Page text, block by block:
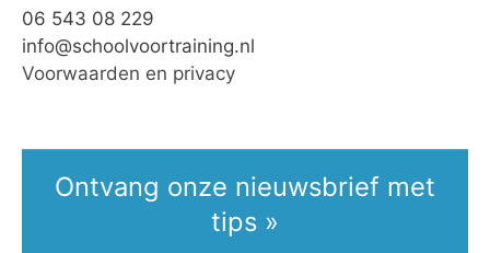
06 543 08 229
info@schoolvoortraining.nl
Voorwaarden en privacy
Ontvang onze nieuwsbrief met
tips »